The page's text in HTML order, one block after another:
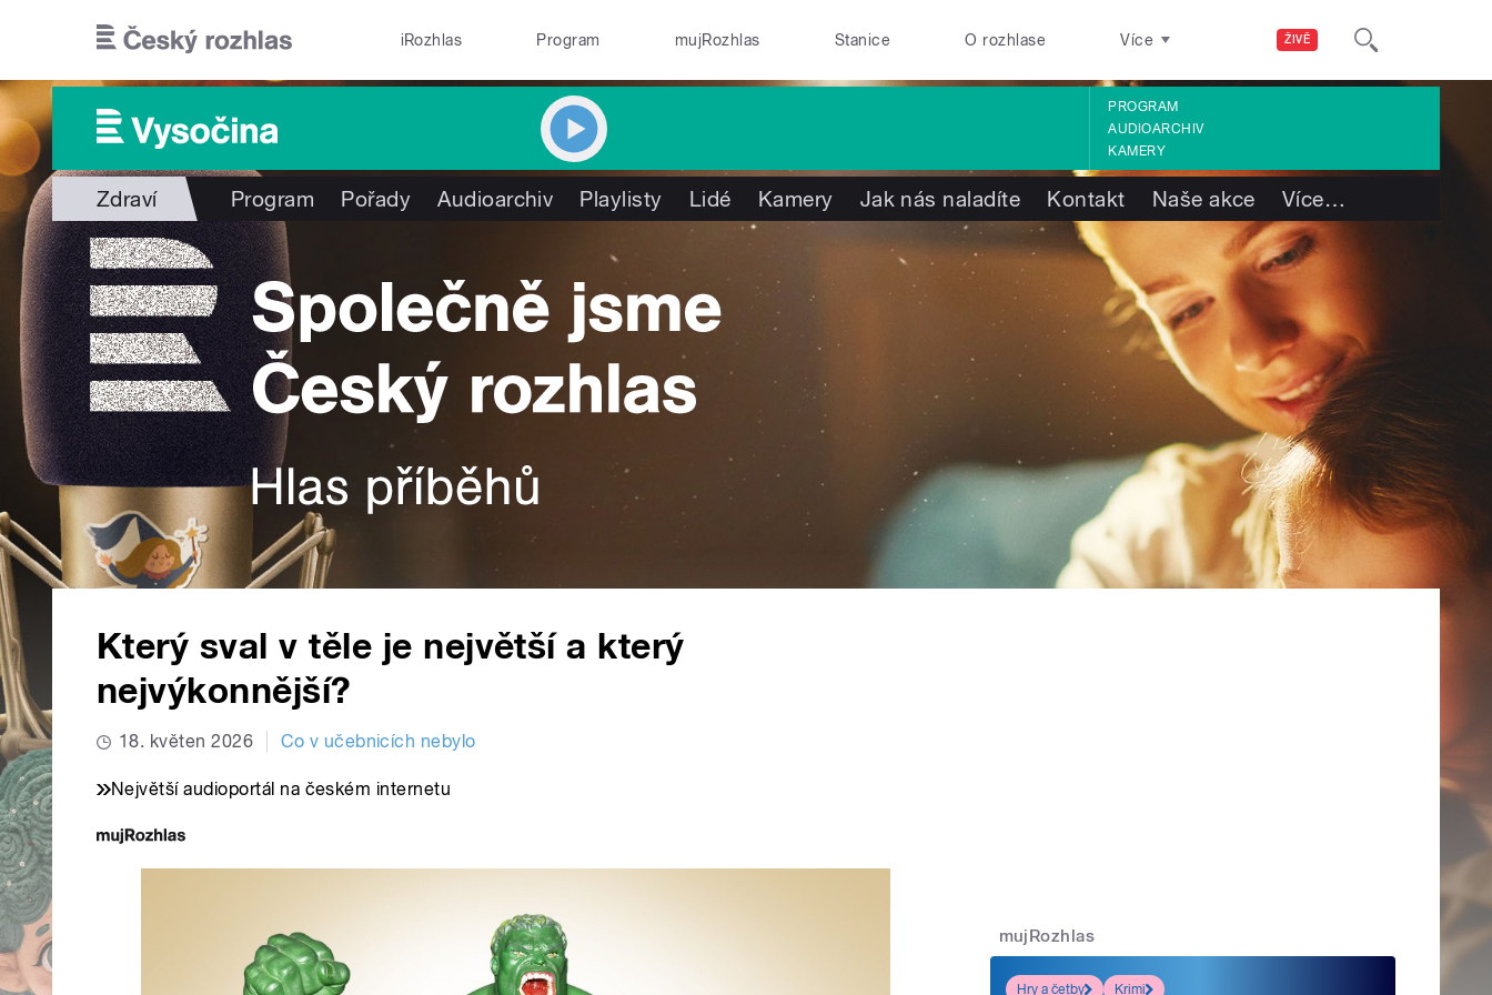
ŽIVĚ
iRozhlas Program mujRozhlas Stanice O rozhlase Více
PROGRAM
AUDIOARCHIV
KAMERY
Zdraví Program Pořady Audioarchiv Playlisty Lidé Kamery Jak nás naladíte Kontakt Naše akce Více…
Který sval v těle je největší a který
nejvýkonnější?
18. květen 2026 Co v učebnicích nebylo
Největší audioportál na českém internetu
mujRozhlas
Hry a četby Krimi